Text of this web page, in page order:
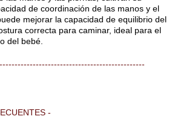
de coordinación de las manos y el
mejorar la capacidad de equilibrio del
correcta para caminar, ideal para el
del bebé.
-